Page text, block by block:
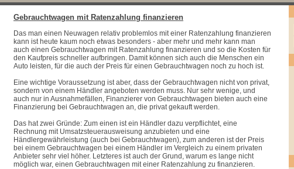
Gebrauchtwagen mit Ratenzahlung finanzieren
Das man einen Neuwagen relativ problemlos mit einer Ratenzahlung finanzieren
kann ist heute kaum noch etwas besonders - aber mehr und mehr kann man
auch einen Gebrauchtwagen mit Ratenzahlung finanzieren und so die Kosten für
den Kaufpreis schneller aufbringen. Damit können sich auch die Menschen ein
Auto leisten, für die auch der Preis für einen Gebrauchtwagen noch zu hoch ist.
Eine wichtige Voraussetzung ist aber, dass der Gebrauchtwagen nicht von privat,
sondern von einem Händler angeboten werden muss. Nur sehr wenige, und
auch nur in Ausnahmefällen, Finanzierer von Gebrauchtwagen bieten auch eine
Finanzierung bei Gebrauchtwagen an, die privat gekauft werden.
Das hat zwei Gründe: Zum einen ist ein Händler dazu verpflichtet, eine
Rechnung mit Umsatzsteuerausweisung anzubieten und eine
Händlergewährleistung (auch bei Gebrauchtwagen), zum anderen ist der Preis
bei einem Gebrauchtwagen bei einem Händler im Vergleich zu einem privaten
Anbieter sehr viel höher. Letzteres ist auch der Grund, warum es lange nicht
möglich war, einen Gebrauchtwagen mit einer Ratenzahlung zu finanzieren.